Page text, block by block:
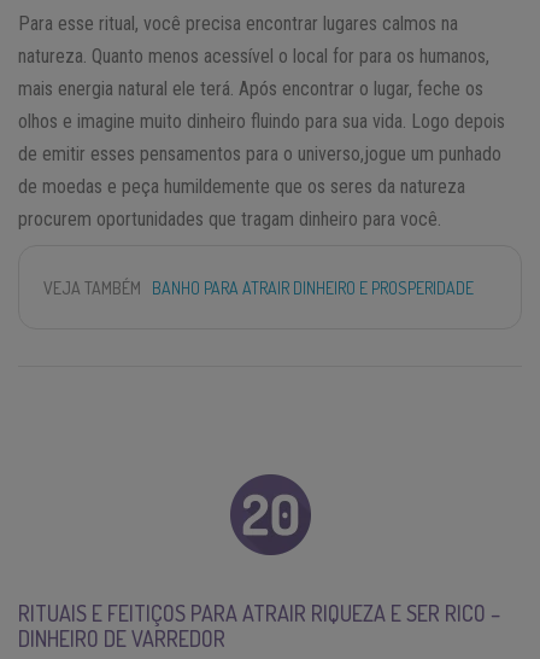
Para esse ritual, você precisa encontrar lugares calmos na
natureza. Quanto menos acessível o local for para os humanos,
mais energia natural ele terá. Após encontrar o lugar, feche os
olhos e imagine muito dinheiro fluindo para sua vida. Logo depois
de emitir esses pensamentos para o universo,jogue um punhado
de moedas e peça humildemente que os seres da natureza
procurem oportunidades que tragam dinheiro para você.
VEJA TAMBÉM BANHO PARA ATRAIR DINHEIRO E PROSPERIDADE
RITUAIS E FEITIÇOS PARA ATRAIR RIQUEZA E SER RICO –
DINHEIRO DE VARREDOR